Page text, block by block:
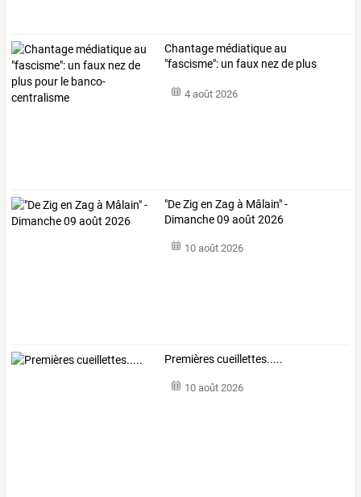
Chantage médiatiqueau
"fascisme": un faux nezde plus
4 août 2026
"De Zig en Zag à Mâlain" -
Dimanche 09 août 2026
10 août 2026
Premières cueillettes.....
10 août 2026